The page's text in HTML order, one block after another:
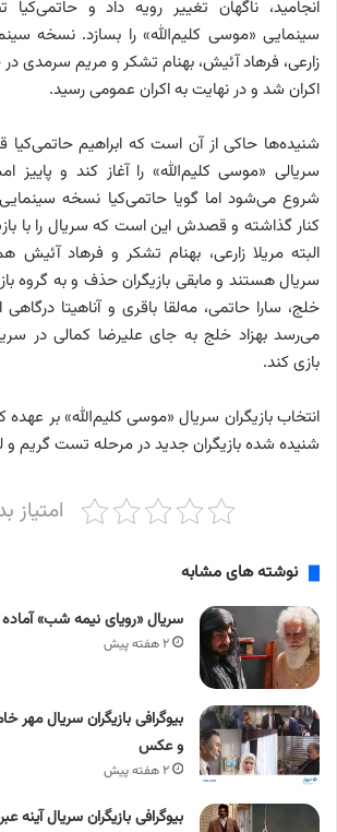
انجامید، ناگهان تغییر رویه داد و
سینمایی «موسی کلیم‌الله» را بسازد. نسخه
زارعی، فرهاد آئیش، بهنام تشکر و مریم سرمدی
اکران شد و در نهایت به اکران عمومی رسید.
شنیده‌ها حاکی از آن است که ابراهیم حاتمی‌کیا
سریالی «موسی کلیم‌الله» را آغاز کند و پاییز
شروع می‌شود اما گویا حاتمی‌کیا نسخه سینمایی
کنار گذاشته و قصدش این است که سریال را با
البته مریلا زارعی، بهنام تشکر و فرهاد آئیش
سریال هستند و مابقی بازیگران حذف و به گروه
خلج، سارا حاتمی، ‌مه‌لقا باقری و آناهیتا
می‌رسد بهزاد خلج به جای علیرضا کمالی در
بازی کند.
انتخاب بازیگران سریال «موسی کلیم‌الله» بر
شنیده شده بازیگران جدید در مرحله تست گریم
امتیاز
نوشته های مشابه
سریال «رویای نیمه شب»
۲ هفته پیش
بیوگرافی بازیگران سریال
و عکس
۲ هفته پیش
بیوگرافی بازیگران سریال